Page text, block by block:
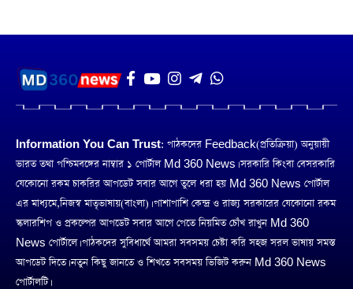
Information You Can Trust: পাঠকদের Feedback(প্রতিক্রিয়া) অনুয়ায়ী
ভারত তথা পশ্চিমবঙ্গের নাম্বার ১ পোর্টাল Md 360 News। সরকারি কিংবা বেসরকারি
যেকোনো রকম চাকরির আপডেট সবার আগে তুলে ধরা হয় Md 360 News পোর্টাল
এর মাধ্যমে,নিজস্ব মাতৃভাষায়(বাংলা)। পাশাপাশি কেন্দ্র ও রাজ্য সরকারের যেকোনো রকম
স্কলারশিপ ও প্রকল্পের আপডেট সবার আগে পেতে নিয়মিত চোঁখ রাখুন Md 360
News পোর্টালে। পাঠকদের সুবিধার্থে আমরা সবসময় চেষ্টা করি সহজ সরল ভাষায় সমস্ত
আপডেট দিতে। নতুন কিছু জানতে ও শিখতে সবসময় ভিজিট করুন Md 360 News
পোর্টালটি।